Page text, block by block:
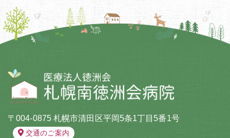
〒004-0875 札幌市清田区平岡5条1丁目5番1号
交通のご案内